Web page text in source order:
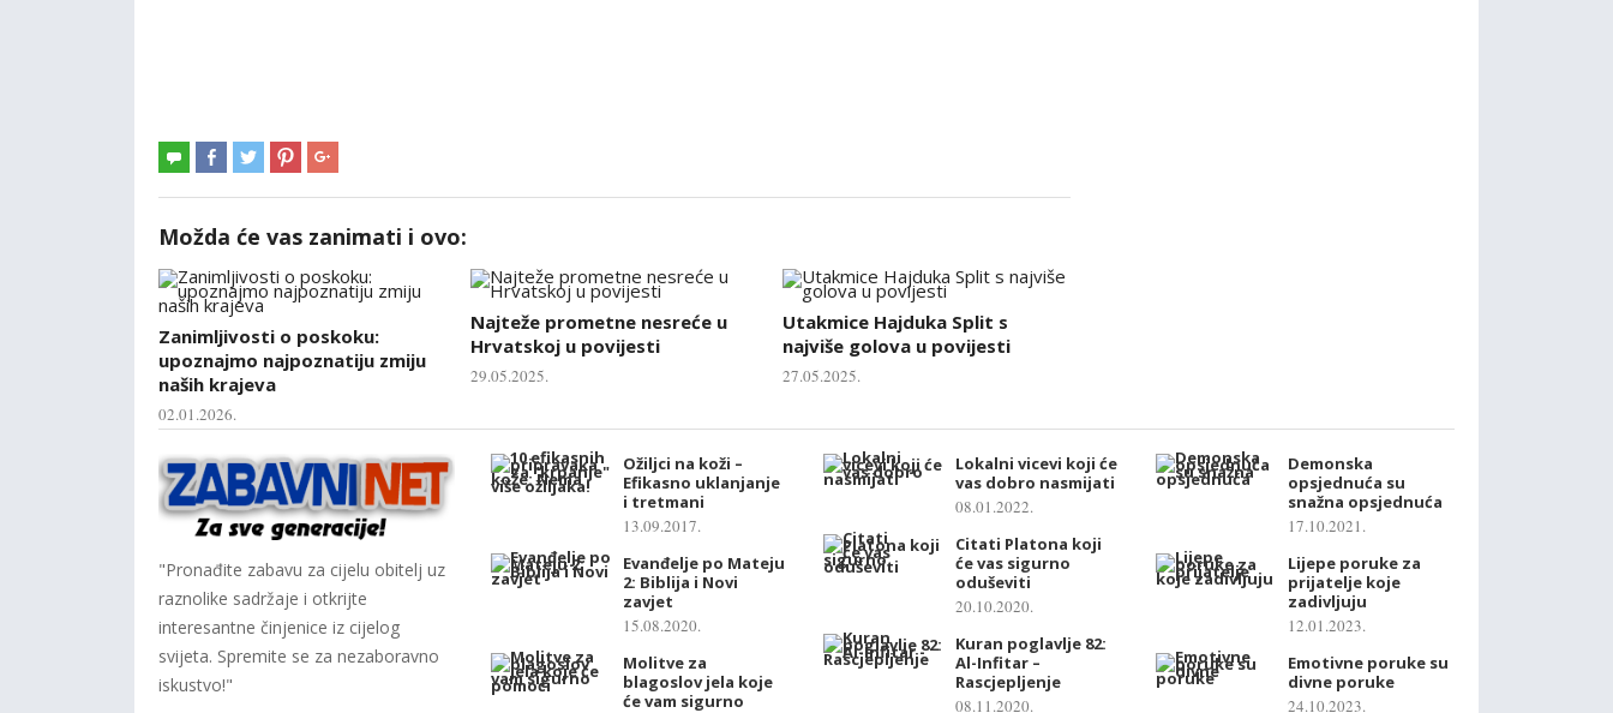
Možda će vas zanimati i ovo:
Zanimljivosti o poskoku:
upoznajmo najpoznatiju zmiju
naših krajeva
02.01.2026.
Najteže prometne nesreće u
Hrvatskoj u povijesti
29.05.2025.
Utakmice Hajduka Split s
najviše golova u povijesti
27.05.2025.
"Pronađite zabavu za cijelu obitelj uz
raznolike sadržaje i otkrijte
interesantne činjenice iz cijelog
svijeta. Spremite se za nezaboravno
iskustvo!"
Ožiljci na koži –
Efikasno uklanjanje
i tretmani
13.09.2017.
Evanđelje po Mateju
2: Biblija i Novi
zavjet
15.08.2020.
Molitve za
blagoslov jela koje
će vam sigurno
Lokalni vicevi koji će
vas dobro nasmijati
08.01.2022.
Citati Platona koji
će vas sigurno
oduševiti
20.10.2020.
Kuran poglavlje 82:
Al-Infitar –
Rascjepljenje
08.11.2020.
Demonska
opsjednuća su
snažna opsjednuća
17.10.2021.
Lijepe poruke za
prijatelje koje
zadivljuju
12.01.2023.
Emotivne poruke su
divne poruke
24.10.2023.